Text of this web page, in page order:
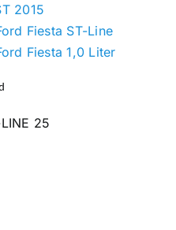
2015
Fiesta ST-Line
Fiesta 1,0 Liter